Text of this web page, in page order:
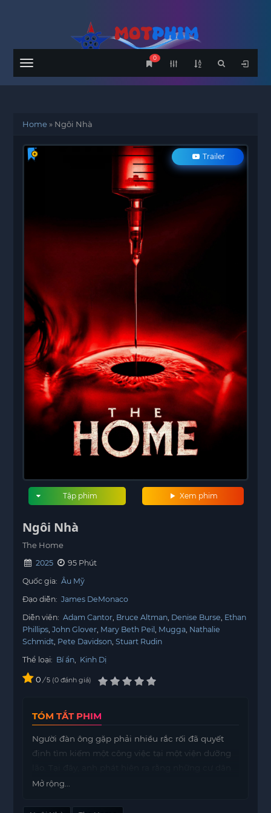
Menu
0
Home» Ngôi Nhà
Trailer
Xem phim
Tập phim
Ngôi Nhà
The Home
2025
95 Phút
Quốc gia: Âu Mỹ
Đạo diễn: James DeMonaco
Diễn viên: Adam Cantor Bruce Altman Denise Burse Ethan
Phillips John Glover Mary Beth Peil Mugga Nathalie
Schmidt Pete Davidson Stuart Rudin
Thể loại: Bí ẩn Kinh Dị
0 / 5 0 đánh giá
TÓM TẮT PHIM
Người đàn ông gặp phải nhiều rắc rối đã quyết
định tìm kiếm một công việc tại một viện dưỡng
cũng như các nhân viên chăm sóc đều đang ẩn
Trong quá trình tìm hiểu về tòa nhà, anh cảm thấy
Mở rộng...